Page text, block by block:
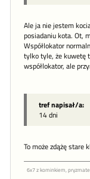
Ale ja nie jestem
posiadaniu kota. Ot,
Współlokator
tylko tyle, że kuwetę
współlokator, ale
tref napisał/a:
14 dni
To może zdążę stare
6x7 z kominkiem,